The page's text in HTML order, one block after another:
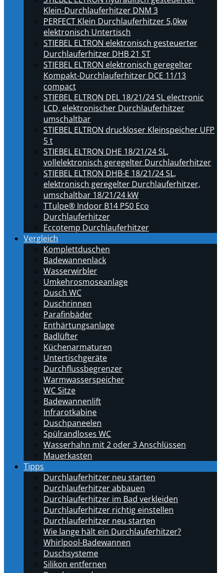
Klein-Durchlauferhitzer DNM 3
PERFECT Klein Durchlauferhitzer 5,0kw
elektronisch Untertisch
STIEBEL ELTRON elektronisch gesteuerter
Durchlauferhitzer DHB 21 ST
STIEBEL ELTRON elektronisch geregelter
Kompakt-Durchlauferhitzer DCE 11/13
compact
STIEBEL ELTRON DEL 18/21/24 SL electronic
LCD, elektronischer Durchlauferhitzer
umschaltbar
STIEBEL ELTRON druckloser Kleinspeicher UFP
5 t
STIEBEL ELTRON DHE 18/21/24 SL,
vollelektronisch geregelter Durchlauferhitzer
STIEBEL ELTRON DHB-E 18/21/24 SL,
elektronisch geregelter Durchlauferhitzer,
umschaltbar 18/21/24 kW
TTulpe® Indoor B14 P50 Eco
Durchlauferhitzer
Eccotemp Durchlauferhitzer
Vergleich
Komplettduschen
Badewannenlack
Wasserwirbler
Umkehrosmoseanlage
Dusch WC
Duschrinnen
Parafinbäder
Enthärtungsanlage
Badlüfter
Küchenarmaturen
Untertischgeräte
Durchflussbegrenzer
Warmwasserspeicher
WC Sitze
Badewannenlift
Infrarotkabine
Duschpaneelen
Spülrandloses WC
Wasserhahn mit 2 oder 3 Anschlüssen
Mauerkasten
Tipps
Durchlauferhitzer neu starten
Durchlauferhitzer abbauen
Durchlauferhitzer im Bad verkleiden
Durchlauferhitzer richtig einstellen
Durchlauferhitzer neu starten
Wie lange hält ein Durchlauferhitzer?
Whirlpool-Badewannen
Duschsysteme
Silikon entfernen